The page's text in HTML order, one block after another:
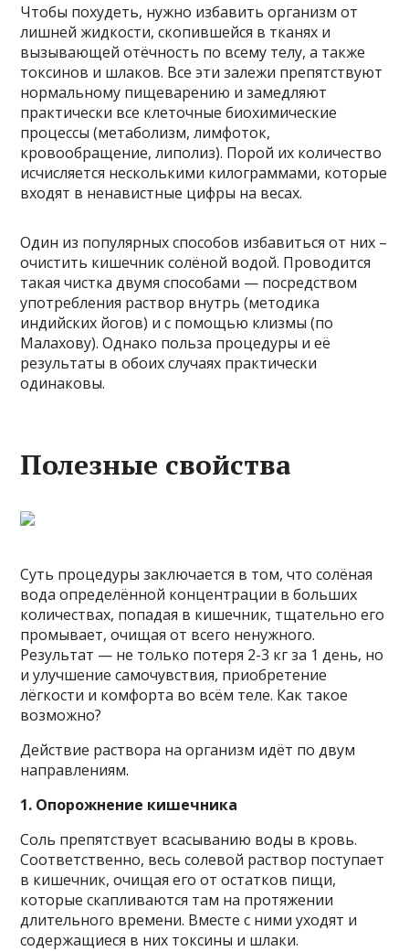
Чтобы похудеть, нужно избавить организм от
лишней жидкости, скопившейся в тканях и
вызывающей отёчность по всему телу, а также
токсинов и шлаков. Все эти залежи препятствуют
нормальному пищеварению и замедляют
практически все клеточные биохимические
процессы (метаболизм, лимфоток,
кровообращение, липолиз). Порой их количество
исчисляется несколькими килограммами, которые
входят в ненавистные цифры на весах.
Один из популярных способов избавиться от них –
очистить кишечник солёной водой. Проводится
такая чистка двумя способами — посредством
употребления раствор внутрь (методика
индийских йогов) и с помощью клизмы (по
Малахову). Однако польза процедуры и её
результаты в обоих случаях практически
одинаковы.
Полезные свойства
Суть процедуры заключается в том, что солёная
вода определённой концентрации в больших
количествах, попадая в кишечник, тщательно его
промывает, очищая от всего ненужного.
Результат — не только потеря 2-3 кг за 1 день, но
и улучшение самочувствия, приобретение
лёгкости и комфорта во всём теле. Как такое
возможно?
Действие раствора на организм идёт по двум
направлениям.
1. Опорожнение кишечника
Соль препятствует всасыванию воды в кровь.
Соответственно, весь солевой раствор поступает
в кишечник, очищая его от остатков пищи,
которые скапливаются там на протяжении
длительного времени. Вместе с ними уходят и
содержащиеся в них токсины и шлаки.